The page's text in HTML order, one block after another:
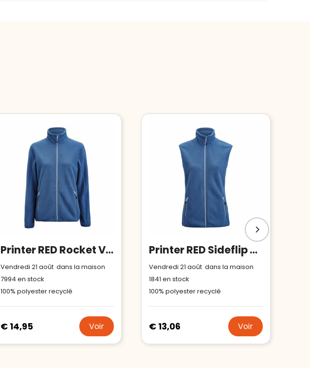
Printer RED Rocket Veste Polaire Femmes
Vendredi 21 août dans la maison
7994 en stock
100% polyester recyclé
€ 14,95 Voir
Printer RED Sideflip Bodywarmer Femmes
Vendredi 21 août dans la maison
1841 en stock
100% polyester recyclé
€ 13,06 Voir